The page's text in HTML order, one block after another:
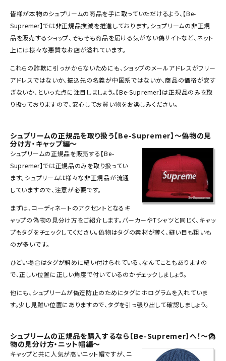
ジャケット・アウター
キャップ・ハット
ニット帽・ビーニー
バックパック・リュック
その他バッグ類
パンツ・ショーツ
アクセサリー
COLLABORATION BRAND
SEASON
CONTENTS
ようこそ ゲスト 様
meeting_room ログイン person 会員登録
皆様が本物のシュプリームの商品を手に取っていただけるよう、【Be-
Supremer】では非正規品撲滅を推進しております。シュプリームの非正規
品を販売するショップ、そもそも商品を届ける気がない偽サイトなど、ネット
上には様々な悪質なお店が溢れています。
これらの詐欺に引っかからないためにも、ショップのメールアドレスがフリー
アドレスではないか、振込先の名義が中国系ではないか、商品の価格が安す
ぎないか、といった点に注目しましょう。【Be-Supremer】は正規品のみを取
り扱っておりますので、安心してお買い物をお楽しみください。
シュプリームの正規品を取り扱う【Be-Supremer】～偽物の見
分け方・キャップ編～
シュプリームの正規品を販売する【Be-
Supremer】では正規品のみを取り扱ってい
ます。シュプリームは様々な非正規品が流通
していますので、注意が必要です。
まずは、コーディネートのアクセントとなる キ
ャップの偽物の見分け方をご紹介します。パーカーやTシャツと同じく、キャッ
プもタグをチェックしてください。偽物はタグの素材が薄く、縫い目も粗いも
のが多いです。
ひどい場合はタグが斜めに縫い付けられている、なんてこともありますの
で、正しい位置に正しい角度で付いているのかチェックしましょう。
他にも、シュプリームが偽造防止のためにタグにホログラムを入れていま
す。少し見難い位置にありますので、タグを引っ張り出して確認しましょう。
シュプリームの正規品を購入するなら【Be-Supremer】へ！～偽
物の見分け方・ニット帽編～
キャップと共に人気が高いニット帽ですが、ニ